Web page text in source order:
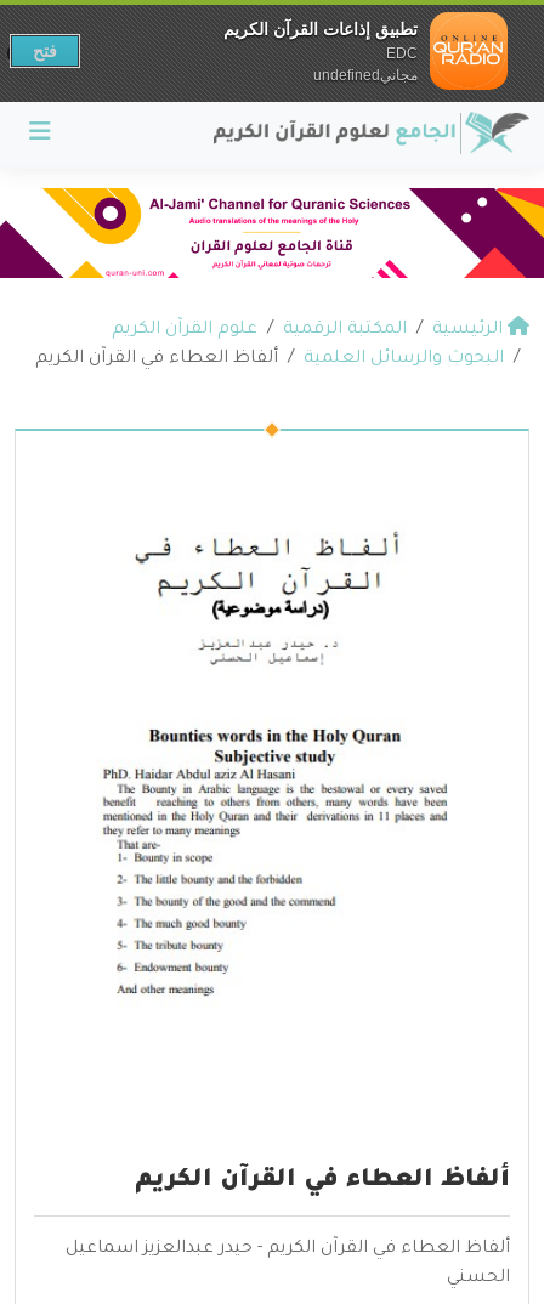
الرئيسية المكتبة الرقمية
علوم القرآن الكريم
البحوث والرسائل العلمية
ألفاظ العطاء في القرآن الكريم
ألفاظ العطاء في القرآن الكريم
ألفاظ العطاء في القرآن الكريم - حيدر عبدالعزيز اسماعيل
الحسني
تطبيق إذاعات القرآن الكريم
EDC
مجانيundefined
فتح